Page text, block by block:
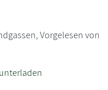
Vorgelesen von